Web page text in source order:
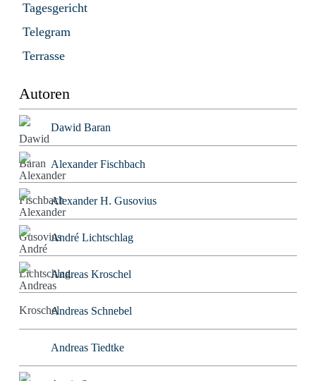
Tagesgericht
Telegram
Terrasse
Autoren
Dawid Baran
Alexander Fischbach
Alexander H. Gusovius
André Lichtschlag
Andreas Kroschel
Andreas Schnebel
Andreas Tiedtke